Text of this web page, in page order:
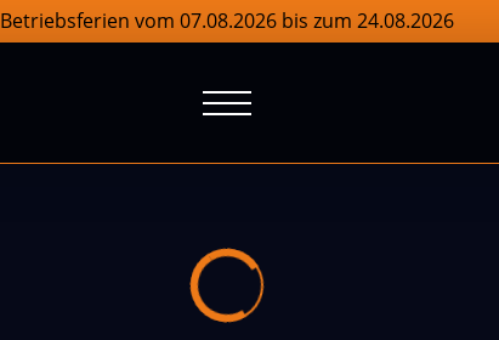
Betriebsferien vom 07.08.2026 bis zum 24.08.2026